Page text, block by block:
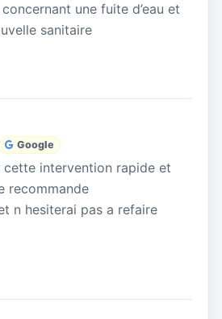
une fuite d’eau et
sanitaire
Google
cette intervention rapide et
recommande
n hesiterai pas a refaire